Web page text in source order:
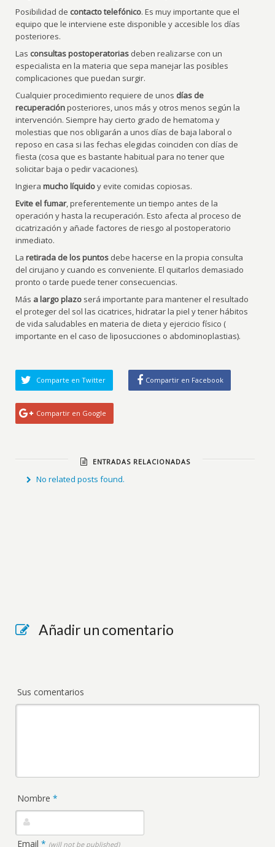
Posibilidad de contacto telefónico. Es muy importante que el
equipo que le interviene este disponible y accesible los días
posteriores.
Las consultas postoperatorias deben realizarse con un
especialista en la materia que sepa manejar las posibles
complicaciones que puedan surgir.
Cualquier procedimiento requiere de unos días de
recuperaciónposteriores, unos más y otros menos según la
intervención. Siempre hay cierto grado de hematoma y
molestias que nos obligarán a unos días de baja laboral o
reposo en casa si las fechas elegidas coinciden con días de
fiesta (cosa que es bastante habitual para no tener que
solicitar baja o pedir vacaciones).
Ingieramucho líquidoy evite comidas copiosas.
Evite el fumar, preferentemente un tiempo antes de la
operación y hasta la recuperación. Esto afecta al proceso de
cicatrización y añade factores de riesgo al postoperatorio
inmediato.
Laretirada de los puntos debe hacerse en la propia consulta
del cirujano y cuando es conveniente. El quitarlos demasiado
pronto o tarde puede tener consecuencias.
Más a largo plazo será importante para mantener el resultado
el proteger del sol las cicatrices, hidratar la piel y tener hábitos
de vida saludables en materia de dieta y ejercicio físico (
importante en el caso de liposucciones o abdominoplastias).
Comparte en Twitter Compartir en Facebook
Compartir en Google
ENTRADAS RELACIONADAS
No related posts found.
Añadir un comentario
Sus comentarios
Nombre*
Email* (will not be published)